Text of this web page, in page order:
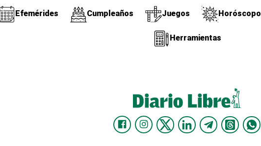
Efemérides Cumpleaños Juegos Horóscopo
Herramientas